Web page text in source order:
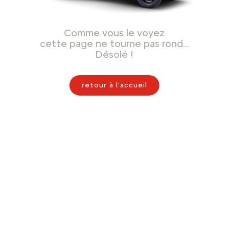
Comme vous le voyez
cette page ne tourne pas rond…
Désolé !
retour à l'accueil